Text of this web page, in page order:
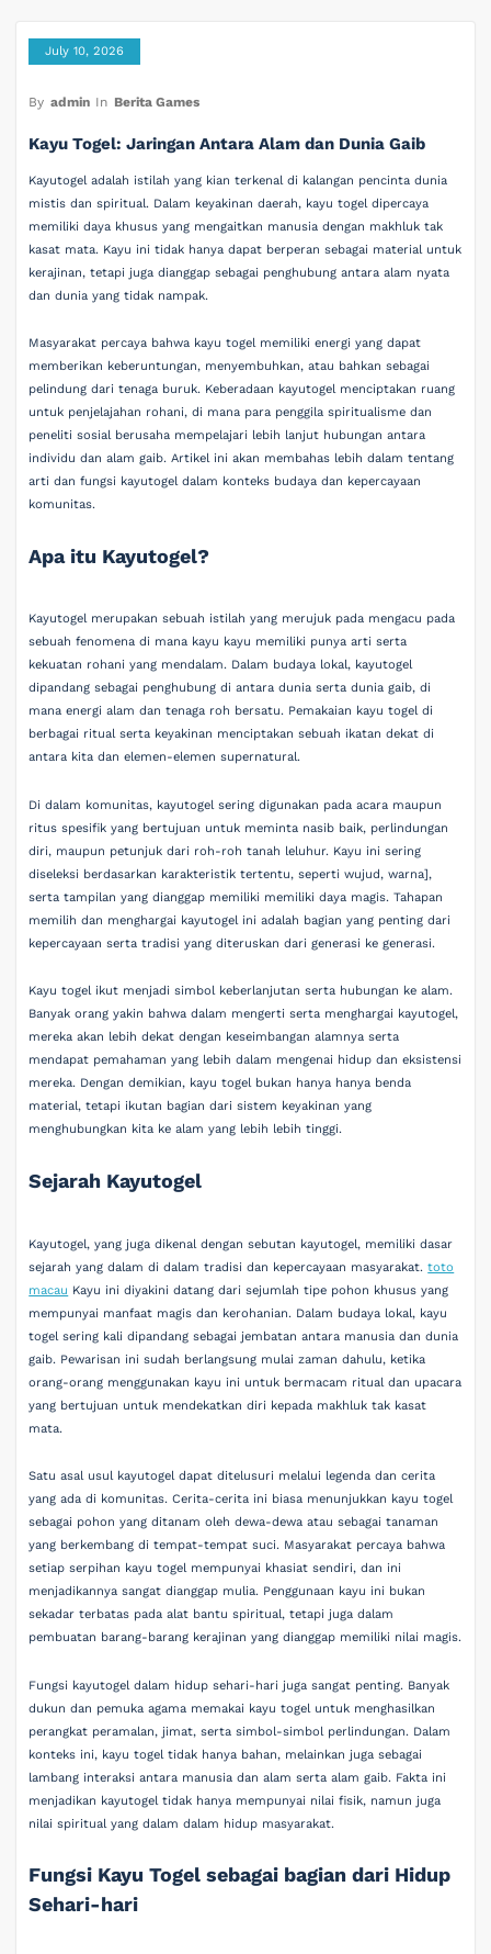
July 10, 2026
By admin In Berita Games
Kayu Togel: Jaringan Antara Alam dan Dunia Gaib
Kayutogel adalah istilah yang kian terkenal di kalangan pencinta dunia
mistis dan spiritual. Dalam keyakinan daerah, kayu togel dipercaya
memiliki daya khusus yang mengaitkan manusia dengan makhluk tak
kasat mata. Kayu ini tidak hanya dapat berperan sebagai material untuk
kerajinan, tetapi juga dianggap sebagai penghubung antara alam nyata
dan dunia yang tidak nampak.
Masyarakat percaya bahwa kayu togel memiliki energi yang dapat
memberikan keberuntungan, menyembuhkan, atau bahkan sebagai
pelindung dari tenaga buruk. Keberadaan kayutogel menciptakan ruang
untuk penjelajahan rohani, di mana para penggila spiritualisme dan
peneliti sosial berusaha mempelajari lebih lanjut hubungan antara
individu dan alam gaib. Artikel ini akan membahas lebih dalam tentang
arti dan fungsi kayutogel dalam konteks budaya dan kepercayaan
komunitas.
Apa itu Kayutogel?
Kayutogel merupakan sebuah istilah yang merujuk pada mengacu pada
sebuah fenomena di mana kayu kayu memiliki punya arti serta
kekuatan rohani yang mendalam. Dalam budaya lokal, kayutogel
dipandang sebagai penghubung di antara dunia serta dunia gaib, di
mana energi alam dan tenaga roh bersatu. Pemakaian kayu togel di
berbagai ritual serta keyakinan menciptakan sebuah ikatan dekat di
antara kita dan elemen-elemen supernatural.
Di dalam komunitas, kayutogel sering digunakan pada acara maupun
ritus spesifik yang bertujuan untuk meminta nasib baik, perlindungan
diri, maupun petunjuk dari roh-roh tanah leluhur. Kayu ini sering
diseleksi berdasarkan karakteristik tertentu, seperti wujud, warna],
serta tampilan yang dianggap memiliki memiliki daya magis. Tahapan
memilih dan menghargai kayutogel ini adalah bagian yang penting dari
kepercayaan serta tradisi yang diteruskan dari generasi ke generasi.
Kayu togel ikut menjadi simbol keberlanjutan serta hubungan ke alam.
Banyak orang yakin bahwa dalam mengerti serta menghargai kayutogel,
mereka akan lebih dekat dengan keseimbangan alamnya serta
mendapat pemahaman yang lebih dalam mengenai hidup dan eksistensi
mereka. Dengan demikian, kayu togel bukan hanya hanya benda
material, tetapi ikutan bagian dari sistem keyakinan yang
menghubungkan kita ke alam yang lebih lebih tinggi.
Sejarah Kayutogel
Kayutogel, yang juga dikenal dengan sebutan kayutogel, memiliki dasar
sejarah yang dalam di dalam tradisi dan kepercayaan masyarakat.toto
macau Kayu ini diyakini datang dari sejumlah tipe pohon khusus yang
mempunyai manfaat magis dan kerohanian. Dalam budaya lokal, kayu
togel sering kali dipandang sebagai jembatan antara manusia dan dunia
gaib. Pewarisan ini sudah berlangsung mulai zaman dahulu, ketika
orang-orang menggunakan kayu ini untuk bermacam ritual dan upacara
yang bertujuan untuk mendekatkan diri kepada makhluk tak kasat
mata.
Satu asal usul kayutogel dapat ditelusuri melalui legenda dan cerita
yang ada di komunitas. Cerita-cerita ini biasa menunjukkan kayu togel
sebagai pohon yang ditanam oleh dewa-dewa atau sebagai tanaman
yang berkembang di tempat-tempat suci. Masyarakat percaya bahwa
setiap serpihan kayu togel mempunyai khasiat sendiri, dan ini
menjadikannya sangat dianggap mulia. Penggunaan kayu ini bukan
sekadar terbatas pada alat bantu spiritual, tetapi juga dalam
pembuatan barang-barang kerajinan yang dianggap memiliki nilai magis.
Fungsi kayutogel dalam hidup sehari-hari juga sangat penting. Banyak
dukun dan pemuka agama memakai kayu togel untuk menghasilkan
perangkat peramalan, jimat, serta simbol-simbol perlindungan. Dalam
konteks ini, kayu togel tidak hanya bahan, melainkan juga sebagai
lambang interaksi antara manusia dan alam serta alam gaib. Fakta ini
menjadikan kayutogel tidak hanya mempunyai nilai fisik, namun juga
nilai spiritual yang dalam dalam hidup masyarakat.
Fungsi Kayu Togel sebagai bagian dari Hidup
Sehari-hari